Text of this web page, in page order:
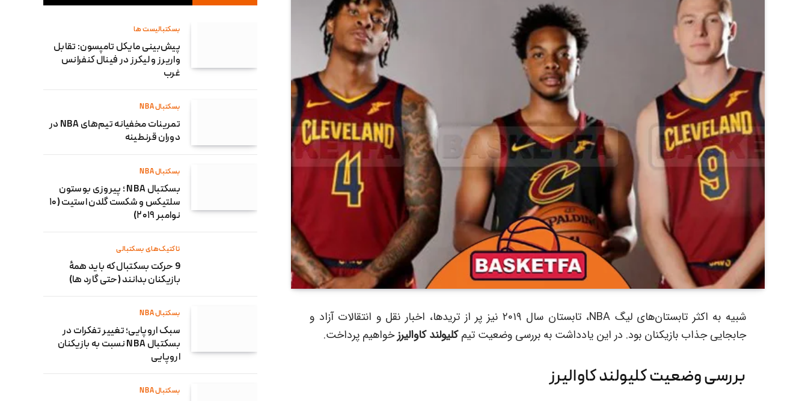
شبیه به اکثر تابستان‌های لیگ NBA، تابستان سال ۲۰۱۹ نیز پر از تریدها، اخبار نقل و انتقالات آزاد و
جابجایی جذاب بازیکنان بود. در این یادداشت به بررسی وضعیت تیمکلیولند کاوالیرزخواهیم پرداخت.
بررسی وضعیت کلیولند کاوالیرز
بسکتبالیست ها
پیش‌بینی مایکل تامپسون: تقابل
واریرز و لیکرز در فینال کنفرانس
غرب
بسکتبال NBA
تمرینات مخفیانه تیم‌های NBA در
دوران قرنطینه
بسکتبال NBA
بسکتبال NBA ؛ پیروزی بوستون
سلتیکس و شکست گلدن استیت (۱۰
نوامبر ۲۰۱۹)
تاکتیک‌های بسکتبالی
9 حرکت بسکتبال که باید همۀ
بازیکنان بدانند (حتی گارد ها)
بسکتبال NBA
سبک اروپایی؛ تغییر تفکرات در
بسکتبال NBA نسبت به بازیکنان
اروپایی
بسکتبال NBA